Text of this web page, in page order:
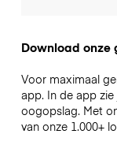
Download onze
Voor maximaal
app. In de app
oogopslag. Met
van onze 1.000+